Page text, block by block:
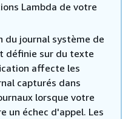
Lambda de votre
du journal système de
définie sur du texte
affecte les
capturés dans
lorsque votre
un échec d'appel. Les